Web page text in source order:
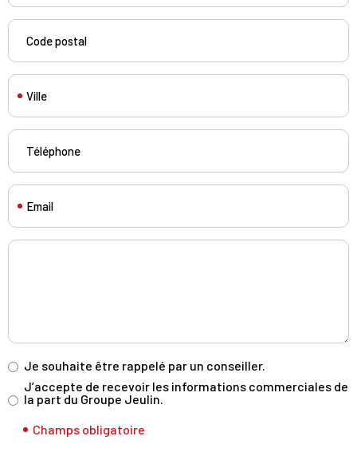
Je souhaite être rappelé par un conseiller.
J’accepte de recevoir les informations commerciales de
la part du Groupe Jeulin.
Champs obligatoire